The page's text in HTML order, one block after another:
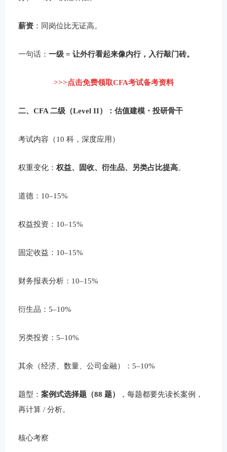
薪资 ：同岗位比无证高。
一句话：一级 = 让外行看起来像内行，入行敲门砖。
>>>点击免费领取CFA考试备考资料
二、CFA 二级（Level II）：估值建模・投研骨干
考试内容（10 科，深度应用）
权重变化：权益、固收、衍生品、另类占比提高。
道德：10–15%
权益投资：10–15%
固定收益：10–15%
财务报表分析：10–15%
衍生品：5–10%
另类投资：5–10%
其余（经济、数量、公司金融）：5–10%
题型：案例式选择题（88 题）
，每题都要先读长案例，
再计算 / 分析。
核心考察